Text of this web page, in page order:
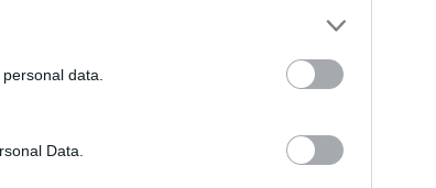
data.
Data.
έτους, αλλά, λόγω του
των Διοικήσεων των
μια παράταξη 6 μηνών, δηλαδή,
η δική μου εκτίμηση…”